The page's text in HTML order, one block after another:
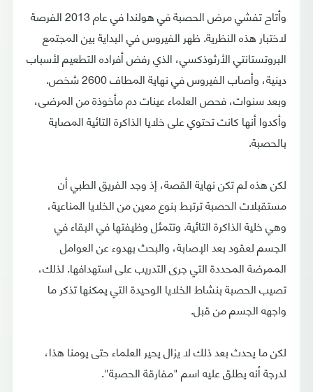
وأتاح تفشي مرض الحصبة في هولندا في عام 2013 الفرصة
لاختبار هذه النظرية. ظهر الفيروس في البداية بين المجتمع
البروتستانتي الأرثوذكسي، الذي رفض أفراده التطعيم لأسباب
دينية، وأصاب الفيروس في نهاية المطاف 2600 شخص.
وبعد سنوات، فحص العلماء عينات دم مأخوذة من المرضى،
وأكدوا أنها كانت تحتوي على خلايا الذاكرة التائية المصابة
بالحصبة.
لكن هذه لم تكن نهاية القصة، إذ وجد الفريق الطبي أن
مستقبلات الحصبة ترتبط بنوع معين من الخلايا المناعية،
وهي خلية الذاكرة التائية. وتتمثل وظيفتها في البقاء في
الجسم لعقود بعد الإصابة، والبحث بهدوء عن العوامل
الممرضة المحددة التي جرى التدريب على استهدافها. لذلك،
تصيب الحصبة بنشاط الخلايا الوحيدة التي يمكنها تذكر ما
واجهه الجسم من قبل.
لكن ما يحدث بعد ذلك لا يزال يحير العلماء حتى يومنا هذا،
لدرجة أنه يطلق عليه اسم "مفارقة الحصبة".